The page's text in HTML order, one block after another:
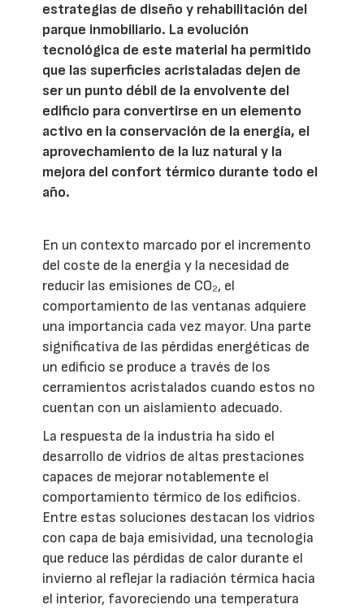
estrategias de diseño y rehabilitación del
parque inmobiliario. La evolución
tecnológica de este material ha permitido
que las superficies acristaladas dejen de
ser un punto débil de la envolvente del
edificio para convertirse en un elemento
activo en la conservación de la energía, el
aprovechamiento de la luz natural y la
mejora del confort térmico durante todo el
año.
En un contexto marcado por el incremento
del coste de la energía y la necesidad de
reducir las emisiones de CO₂, el
comportamiento de las ventanas adquiere
una importancia cada vez mayor. Una parte
significativa de las pérdidas energéticas de
un edificio se produce a través de los
cerramientos acristalados cuando estos no
cuentan con un aislamiento adecuado.
La respuesta de la industria ha sido el
desarrollo de vidrios de altas prestaciones
capaces de mejorar notablemente el
comportamiento térmico de los edificios.
Entre estas soluciones destacan los vidrios
con capa de baja emisividad, una tecnología
que reduce las pérdidas de calor durante el
invierno al reflejar la radiación térmica hacia
el interior, favoreciendo una temperatura